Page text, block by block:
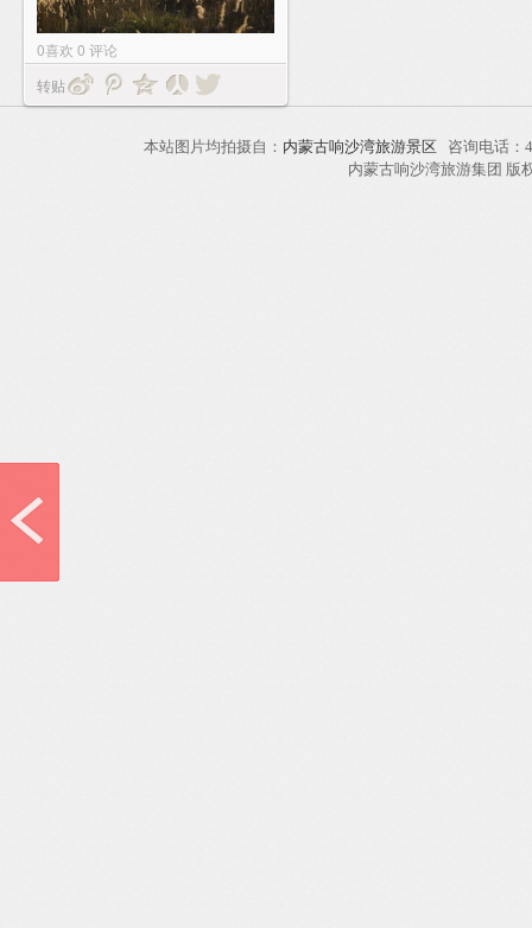
0喜欢 0 评论
转贴
本站图片均拍摄自： 内蒙古响沙湾旅游景区 咨询电话
内蒙古响沙湾旅游集团